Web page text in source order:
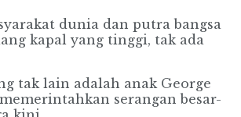
dunia dan putra bangsa
kapal yang tinggi, tak ada
tak lain adalah anak George
serangan besar-